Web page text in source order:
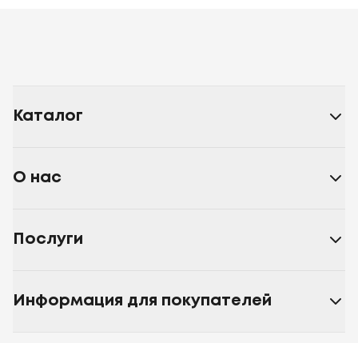
Каталог
О нас
Послуги
Информация для покупателей